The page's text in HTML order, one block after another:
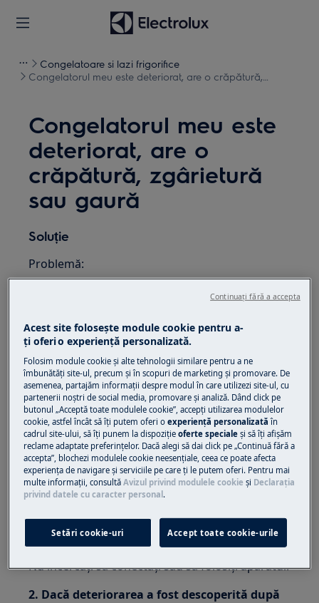
Congelatoare si lazi frigorifice
Congelatorul meu este deteriorat, are o crăpătură,
Congelatorul meu este
deteriorat, are o
crăpătură, zgârietură
sau gaură
Soluție
Problemă:
Congelatorul / frigiderul / combina
deteriorat.
Se aplică la:
Congelator
Frigider
Combină frigorifică
Răcitor de vinuri
Rezolvare:
1. Dacă deteriorarea a fost descoperită la
despachetarea aparatului, contactați imediat
comerciantul pentru a afla dacă aparatul a
fost deteriorat în timpul livrării.
Nu încercați să conectați sau să folosiți aparatul.
2. Dacă deteriorarea a fost descoperită după
Acest site folosește module cookie pentru a-
ţi oferi o experienţă personalizată.
Folosim module cookie și alte tehnologii similare pentru a ne
îmbunătăţi site-ul, precum și în scopuri de marketing și promovare. De
asemenea, partajăm informaţii despre modul în care utilizezi site-ul, cu
partenerii noștri de social media, promovare și analiză. Dând click pe
butonul „Acceptă toate modulele cookie”, accepţi utilizarea modulelor
cookie, astfel încât să îţi putem oferi oexperienţă personalizată în
cadrul site-ului, să îţi punem la dispoziţieoferte speciale și să îţi afișăm
reclame adaptate preferinţelor. Dacă alegi să dai click pe „Continuă fără a
accepta”, blochezi modulele cookie neesenţiale, ceea ce poate afecta
experienţa de navigare și serviciile pe care ţi le putem oferi. Pentru mai
multe informaţii, consultăAvizul privind modulele cookie și Declaraţia
privind datele cu caracter personal.
Setări cookie-uri Accept toate cookie-urile
Continuați fără a accepta